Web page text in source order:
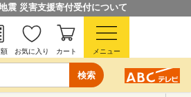
震 災害支援寄付受付について
検索
額 お気に入り カート メニュー